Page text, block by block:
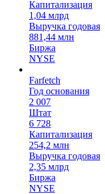
Капитализация
1,04 млрд
Выручка годовая
881,44 млн
Биржа
NYSE
Farfetch
Год основания
2 007
Штат
6 728
Капитализация
254,2 млн
Выручка годовая
2,35 млрд
Биржа
NYSE